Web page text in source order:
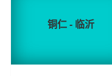
铜仁 - 临沂